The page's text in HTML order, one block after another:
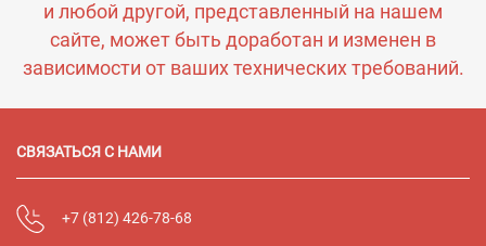
и любой другой, представленный на нашем
сайте, может быть доработан и изменен в
зависимости от ваших технических требований.
СВЯЗАТЬСЯ С НАМИ
+7 (812) 426-78-68